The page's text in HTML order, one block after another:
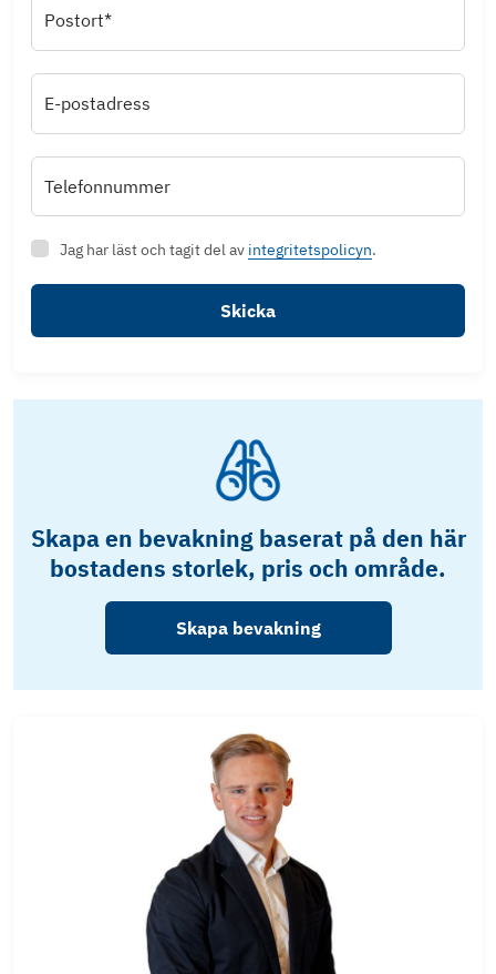
Postort*
E-postadress
Telefonnummer
Jag har läst och tagit del av integritetspolicyn.
Skicka
Skapa en bevakning baserat på den här
bostadens storlek, pris och område.
Skapa bevakning